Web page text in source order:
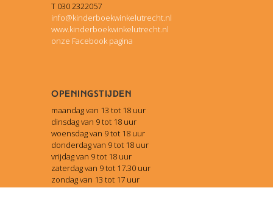
T 030 2322057
info@kinderboekwinkelutrecht.nl
www.kinderboekwinkelutrecht.nl
onze Facebook pagina
Openingstijden
maandag van 13 tot 18 uur
dinsdag van 9 tot 18 uur
woensdag van 9 tot 18 uur
donderdag van 9 tot 18 uur
vrijdag van 9 tot 18 uur
zaterdag van 9 tot 17.30 uur
zondag van 13 tot 17 uur